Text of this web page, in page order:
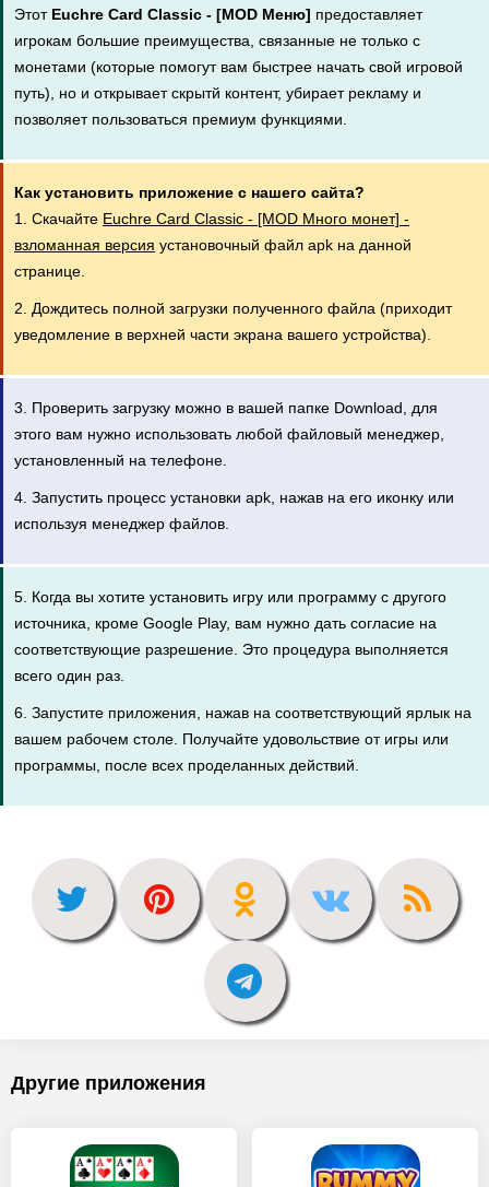
Этот Euchre Card Classic - [MOD Меню] предоставляет
игрокам большие преимущества, связанные не только с
монетами (которые помогут вам быстрее начать свой игровой
путь), но и открывает скрытй контент, убирает рекламу и
позволяет пользоваться премиум функциями.
Как установить приложение с нашего сайта?
1. Скачайте Euchre Card Classic - [MOD Много монет] -
взломанная версия установочный файл apk на данной
странице.
2. Дождитесь полной загрузки полученного файла (приходит
уведомление в верхней части экрана вашего устройства).
3. Проверить загрузку можно в вашей папке Download, для
этого вам нужно использовать любой файловый менеджер,
установленный на телефоне.
4. Запустить процесс установки apk, нажав на его иконку или
используя менеджер файлов.
5. Когда вы хотите установить игру или программу с другого
источника, кроме Google Play, вам нужно дать согласие на
соответствующие разрешение. Это процедура выполняется
всего один раз.
6. Запустите приложения, нажав на соответствующий ярлык на
вашем рабочем столе. Получайте удовольствие от игры или
программы, после всех проделанных действий.
Другие приложения